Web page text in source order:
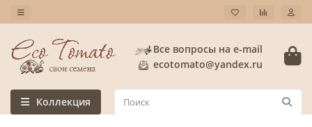
Все вопросы на e-mail
ecotomato@yandex.ru
Коллекция